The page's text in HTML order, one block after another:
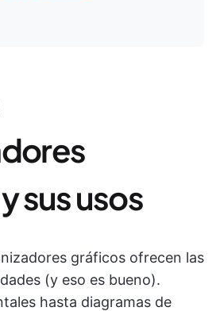
sus usos
gráficos ofrecen las
(y eso es bueno).
hasta diagramas de